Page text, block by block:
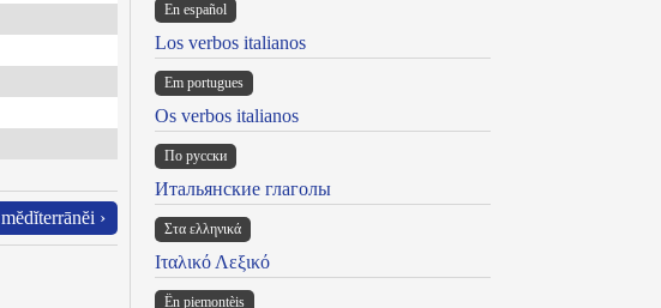
mĕdĭterrānĕi ›
En español
Los verbos italianos
Em portugues
Os verbos italianos
По русски
Итальянские глаголы
Στα ελληνικά
Ιταλικό Λεξικό
Ën piemontèis